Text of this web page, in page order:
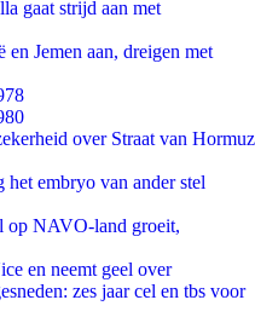
gaat strijd aan met
Jemen aan, dreigen met
over Straat van Hormuz
embryo van ander stel
op NAVO-land groeit,
en neemt geel over
zes jaar cel en tbs voor